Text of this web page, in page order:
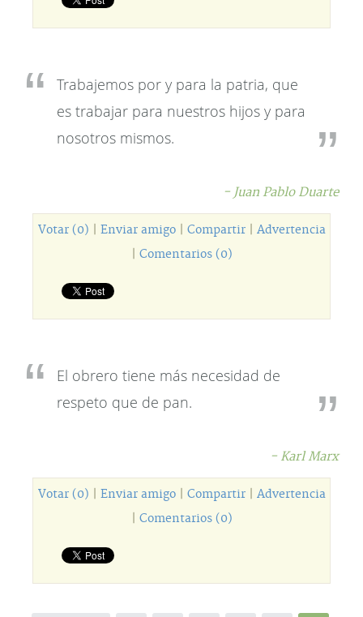
Trabajemos por y para la patria, que
es trabajar para nuestros hijos y para
nosotros mismos.
- Juan Pablo Duarte
Votar (0) Enviar amigo| Compartir| Advertencia
Comentarios (0)
El obrero tiene más necesidad de
respeto que de pan.
- Karl Marx
Votar (0) Enviar amigo| Compartir| Advertencia
Comentarios (0)